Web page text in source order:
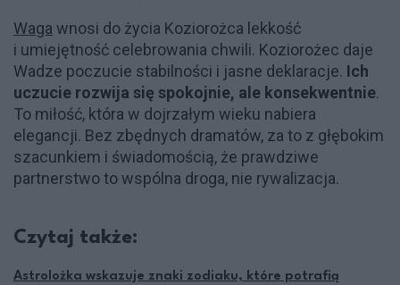
Waga wnosi do życia Koziorożca lekkość
i umiejętność celebrowania chwili. Koziorożec daje
Wadze poczucie stabilności i jasne deklaracje. Ich
uczucie rozwija się spokojnie, ale konsekwentnie.
To miłość, która w dojrzałym wieku nabiera
elegancji. Bez zbędnych dramatów, za to z głębokim
szacunkiem i świadomością, że prawdziwe
partnerstwo to wspólna droga, nie rywalizacja.
Czytaj także:
Astrolożka wskazuje znaki zodiaku, które potrafią